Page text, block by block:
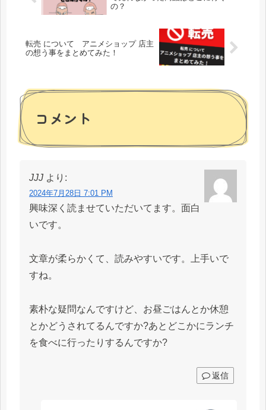
の？
転売 について アニメショップ 店主
の想う事をまとめてみた！
コメント
JJJ より:
2024年7月28日 7:01 PM
興味深く読ませていただいてます。面白
いです。
文章が柔らかくて、読みやすいです。上手いで
すね。
素朴な疑問なんですけど、お昼ごはんとか休憩
とかどうされてるんですか?あとどこかにランチ
を食べに行ったりするんですか?
返信